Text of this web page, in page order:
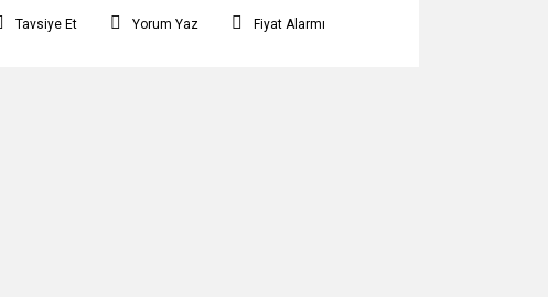
Tavsiye Et Yorum Yaz Fiyat Alarmı